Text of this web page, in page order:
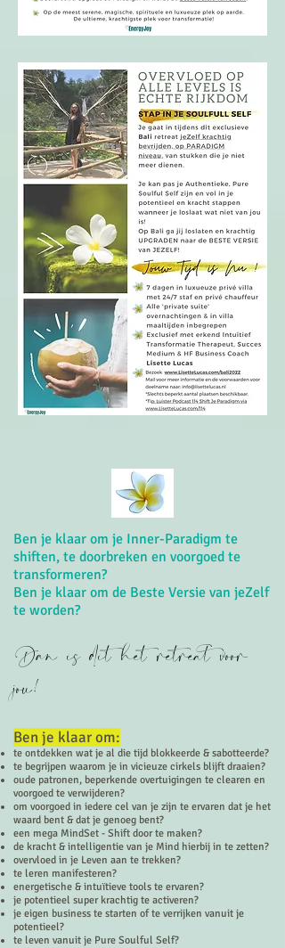
Ben je klaar om je Inner-Paradigm te
shiften, te doorbreken en voorgoed te
transformeren?
Ben je klaar om de Beste Versie van jeZelf
te worden?
Dan is dit het retreat voor
jou!
Ben je klaar om:
te ontdekken wat je al die tijd blokkeerde & sabotteerde?
te begrijpen waarom je in vicieuze cirkels blijft draaien?
oude patronen, beperkende overtuigingen te clearen en
voorgoed te verwijderen?
om voorgoed in iedere cel van je zijn te ervaren dat je het
waard bent & dat je genoeg bent?
een mega MindSet - Shift door te maken?
de kracht & intelligentie van je Mind hierbij in te zetten?
overvloed in je Leven aan te trekken?
te leren manifesteren?
energetische & intuïtieve tools te ervaren?
je potentieel super krachtig te activeren?
je eigen business te starten of te verrijken vanuit je
potentieel?
te leven vanuit je Pure Soulful Self?